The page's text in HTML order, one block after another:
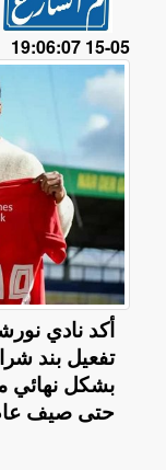
05-15 19:06:07
أكد نادي
تفعيل بند
بشكل نهائي
حتى صيف عام